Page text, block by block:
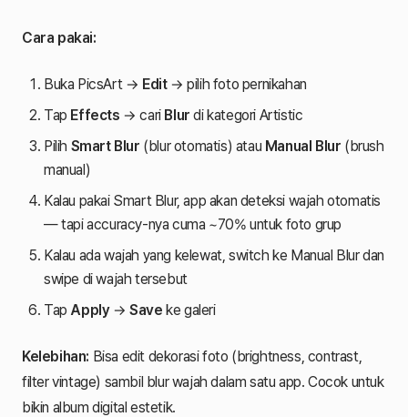
Cara pakai:
Buka PicsArt → Edit→ pilih foto pernikahan
Tap Effects → cari Blur di kategori Artistic
Pilih Smart Blur (blur otomatis) atau Manual Blur (brush
manual)
Kalau pakai Smart Blur, app akan deteksi wajah otomatis
— tapi accuracy-nya cuma ~70% untuk foto grup
Kalau ada wajah yang kelewat, switch ke Manual Blur dan
swipe di wajah tersebut
Tap Apply→Save ke galeri
Kelebihan: Bisa edit dekorasi foto (brightness, contrast,
filter vintage) sambil blur wajah dalam satu app. Cocok untuk
bikin album digital estetik.